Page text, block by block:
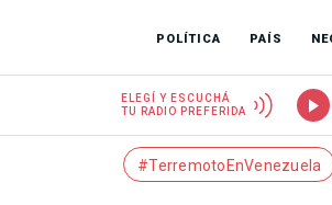
POLÍTICA PAÍS
ELEGÍ Y ESCUCHÁ
TU RADIO PREFERIDA
#TerremotoEnVenezuela